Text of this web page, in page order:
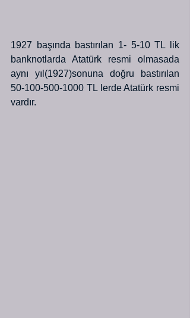
1927 başında bastırılan 1- 5-10 TL lik
banknotlarda Atatürk resmi olmasada
aynı yıl(1927)sonuna doğru bastırılan
50-100-500-1000 TL lerde Atatürk resmi
vardır.